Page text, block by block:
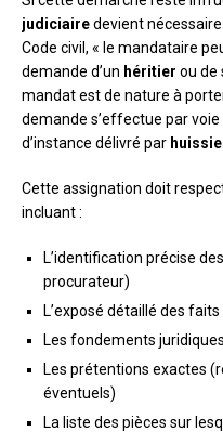
judiciairedevient
Code civil, « le mandataire
demande d’un héritier ou de
mandat est de nature à
demande s’effectue par
d’instance délivré par
Cette assignation doit
incluant :
L’identification précise
procurateur)
L’exposé détaillé des
Les fondements
Les prétentions exactes
éventuels)
La liste des pièces sur